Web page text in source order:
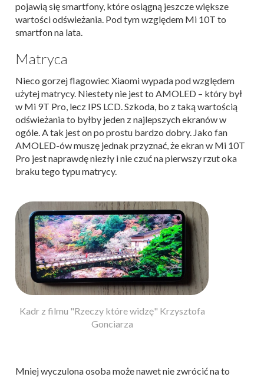
pojawią się smartfony, które osiągną jeszcze większe
wartości odświeżania. Pod tym względem Mi 10T to
smartfon na lata.
Matryca
Nieco gorzej flagowiec Xiaomi wypada pod względem
użytej matrycy. Niestety nie jest to AMOLED – który był
w Mi 9T Pro, lecz IPS LCD. Szkoda, bo z taką wartością
odświeżania to byłby jeden z najlepszych ekranów w
ogóle. A tak jest on po prostu bardzo dobry. Jako fan
AMOLED-ów muszę jednak przyznać, że ekran w Mi 10T
Pro jest naprawdę niezły i nie czuć na pierwszy rzut oka
braku tego typu matrycy.
Kadr z filmu "Rzeczy które widzę" Krzysztofa
Gonciarza
Mniej wyczulona osoba może nawet nie zwrócić na to